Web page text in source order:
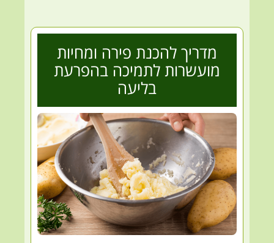
מדריך להכנת פירה ומחיות
מועשרות לתמיכה בהפרעת
בליעה